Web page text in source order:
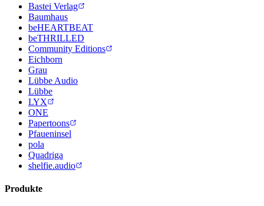
Bastei Verlag
Baumhaus
beHEARTBEAT
beTHRILLED
Community Editions
Eichborn
Grau
Lübbe Audio
Lübbe
LYX
ONE
Papertoons
Pfaueninsel
pola
Quadriga
shelfie.audio
Produkte